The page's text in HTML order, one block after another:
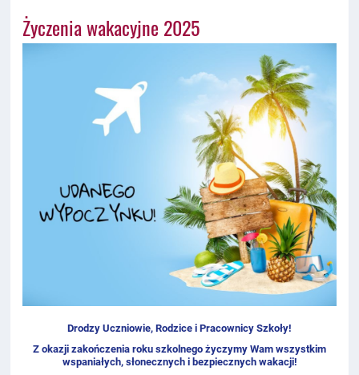
Życzenia wakacyjne 2025
Drodzy Uczniowie, Rodzice i Pracownicy Szkoły!
Z okazji zakończenia roku szkolnego życzymy Wam wszystkim
wspaniałych, słonecznych i bezpiecznych wakacji!